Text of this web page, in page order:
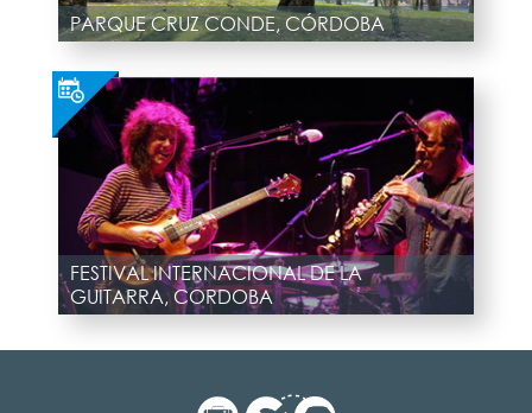
PARQUE CRUZ CONDE, CÓRDOBA
FESTIVAL INTERNACIONAL DE LA
GUITARRA, CORDOBA